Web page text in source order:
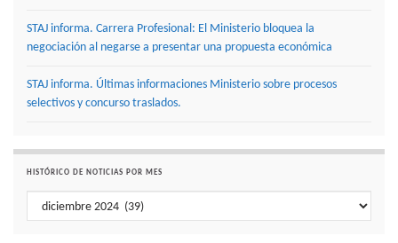
STAJ informa. Carrera Profesional: El Ministerio bloquea la
negociación al negarse a presentar una propuesta económica
STAJ informa. Últimas informaciones Ministerio sobre procesos
selectivos y concurso traslados.
HISTÓRICO DE NOTICIAS POR MES
Histórico de noticias por mes